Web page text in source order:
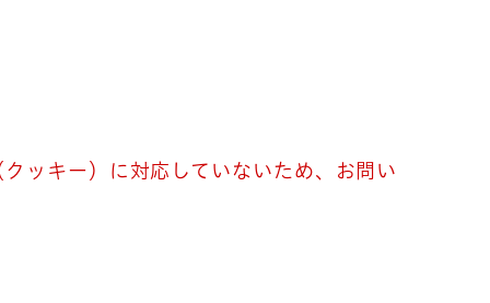
ッキー）に対応していないため、お問い